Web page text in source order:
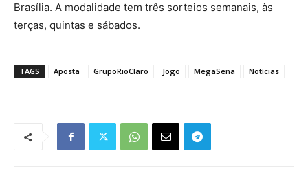
Brasília. A modalidade tem três sorteios semanais, às
terças, quintas e sábados.
TAGS Aposta GrupoRioClaro Jogo MegaSena Notícias